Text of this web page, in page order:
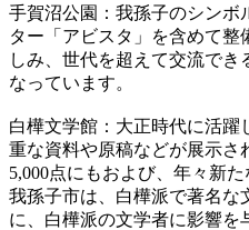
手賀沼公園：我孫子のシンボ
ター「アビスタ」を含めて
しみ、世代を超えて交流でき
なっています。
白樺文学館：大正時代に活
重な資料や原稿などが展示さ
5,000点にもおよび、年々新
我孫子市は、白樺派で著名な
に、白樺派の文学者に影響を